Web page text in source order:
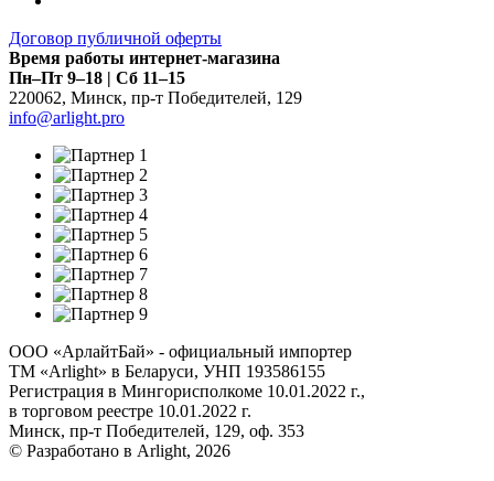
Договор публичной оферты
Время работы интернет-магазина
Пн–Пт 9–18 | Сб 11–15
220062, Минск, пр-т Победителей, 129
info@arlight.pro
ООО «АрлайтБай» - официальный импортер
ТМ «Arlight» в Беларуси, УНП 193586155
Регистрация в Мингорисполкоме 10.01.2022 г.,
в торговом реестре 10.01.2022 г.
Минск, пр-т Победителей, 129, оф. 353
© Разработано в Arlight, 2026